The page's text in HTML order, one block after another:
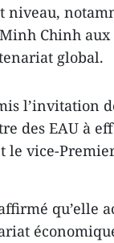
niveau,
Chinh aux
global.
l’invitation
des EAU à
vice-
qu’elle